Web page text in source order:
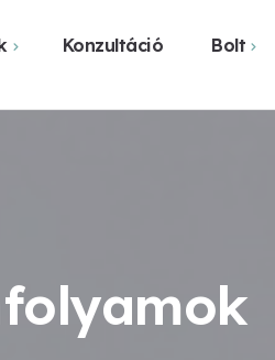
Konzultáció Bolt
Webshop